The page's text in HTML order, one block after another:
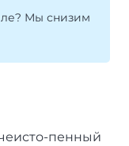
Мы снизим
пенный